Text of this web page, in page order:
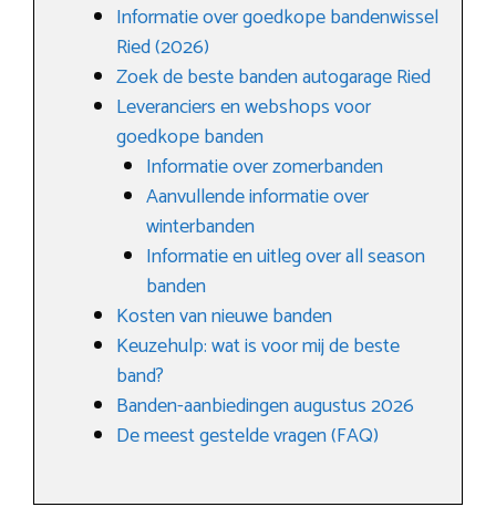
Informatie over goedkope bandenwissel
Ried (2026)
Zoek de beste banden autogarage Ried
Leveranciers en webshops voor
goedkope banden
Informatie over zomerbanden
Aanvullende informatie over
winterbanden
Informatie en uitleg over all season
banden
Kosten van nieuwe banden
Keuzehulp: wat is voor mij de beste
band?
Banden-aanbiedingen augustus 2026
De meest gestelde vragen (FAQ)